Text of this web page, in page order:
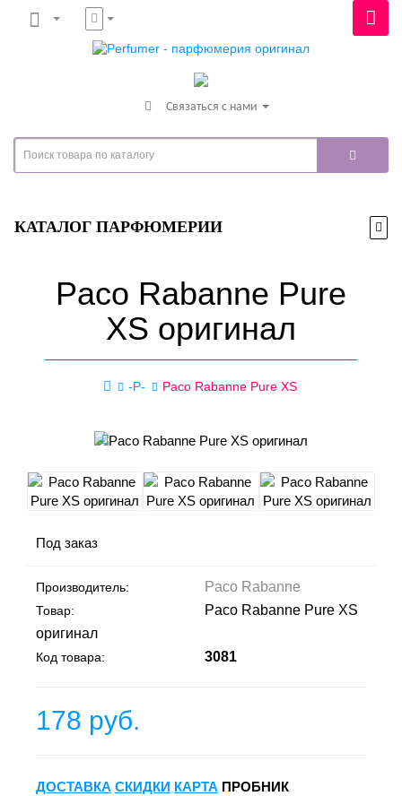
Связаться с нами
КАТАЛОГ ПАРФЮМЕРИИ
Paco Rabanne Pure
XS оригинал
-P- Paco Rabanne Pure XS
Под заказ
Производитель: Paco Rabanne
Товар:
Paco Rabanne Pure XS
оригинал
Код товара: 3081
178 руб.
ДОСТАВКА СКИДКИ КАРТА ПРОБНИК